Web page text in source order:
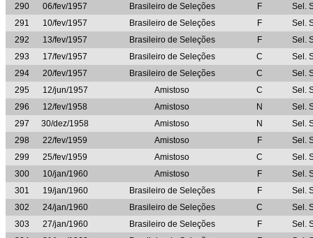
290 06/fev/1957 Brasileiro de Seleções F
Sel.
291
10/fev/1957 Brasileiro de Seleções F
Sel.
292
13/fev/1957 Brasileiro de Seleções F
Sel.
293
17/fev/1957 Brasileiro de Seleções C
Sel.
294
20/fev/1957 Brasileiro de Seleções C
Sel.
295
12/jun/1957 Amistoso C
Sel.
296
12/fev/1958 Amistoso N
Sel.
297
30/dez/1958 Amistoso N
Sel.
298
22/fev/1959 Amistoso F
Sel.
299
25/fev/1959 Amistoso C
Sel.
300
10/jan/1960 Amistoso F
Sel.
301
19/jan/1960 Brasileiro de Seleções F
Sel.
302
24/jan/1960 Brasileiro de Seleções C
Sel.
303
27/jan/1960 Brasileiro de Seleções F
Sel.